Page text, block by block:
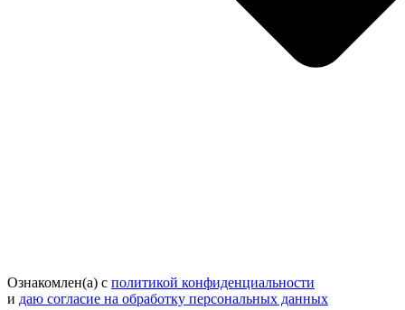
Ознакомлен(а) с политикой конфиденциальности
и даю согласие на обработку персональных данных